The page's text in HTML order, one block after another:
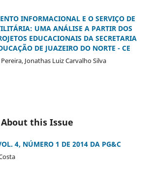
INFORMACIONAL E O SERVIÇO DE
UMA ANÁLISE A PARTIR DOS
EDUCACIONAIS DA SECRETARIA
DE JUAZEIRO DO NORTE - CE
Jonathas Luiz Carvalho Silva
this Issue
4, NÚMERO 1 DE 2014 DA PG&C